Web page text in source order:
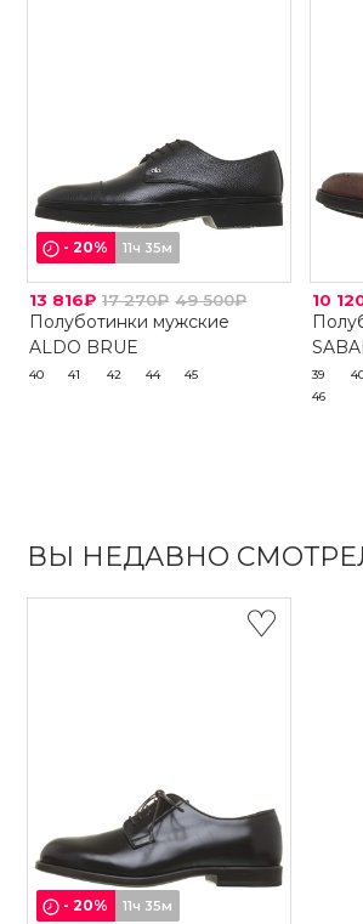
-20% 11ч 35м
13 816₽ 17 270₽ 49 500₽
Полуботинки мужские
ALDO BRUE
40 41 42 44 45
10
39
46
ВЫ НЕДАВНО
-20% 11ч 35м